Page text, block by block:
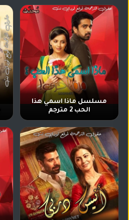
تركي
مترجم
مسلسلات
مدبلج
مسلسلات
أجنبية
كورية
مسلسل ماذا اسمي هذا
الحب 2 مترجم